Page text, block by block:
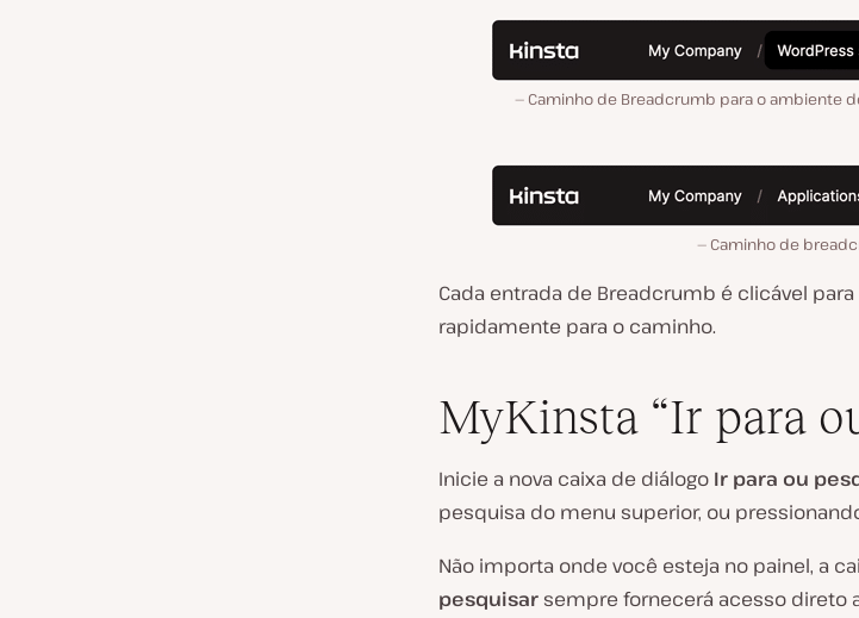
Caminho de Breadcrumb para o ambiente
Caminho de
Cada entrada de Breadcrumb é clicável
rapidamente para o caminho.
MyKinsta “Ir para
Inicie a nova caixa de diálogo Ir para ou
pesquisa do menu superior, ou
Não importa onde você esteja no painel, a
pesquisar sempre fornecerá acesso direto